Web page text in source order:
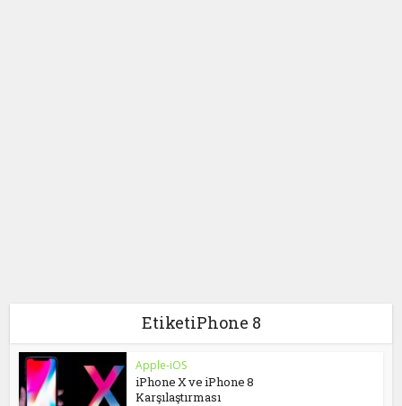
EtiketiPhone 8
Apple-iOS
iPhone X ve iPhone 8
Karşılaştırması